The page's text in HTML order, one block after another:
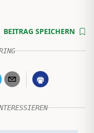
BEITRAG SPEICHERN